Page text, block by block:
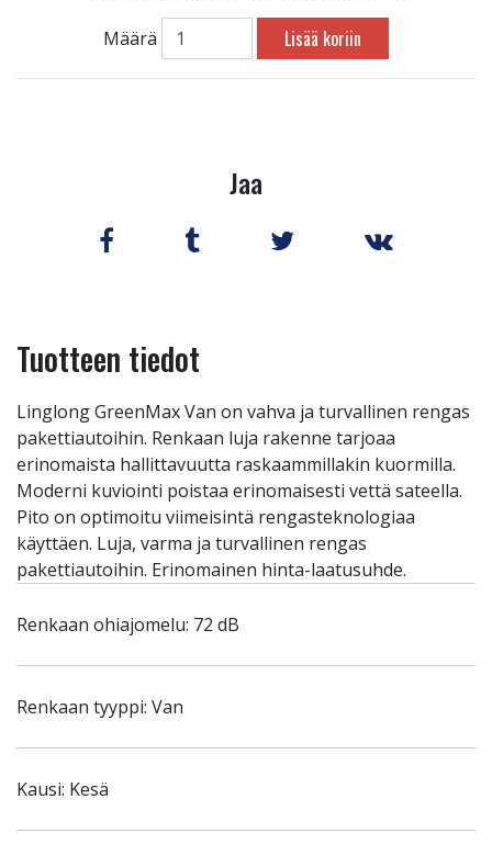
Määrä Lisää koriin
Jaa
Tuotteen tiedot
Linglong GreenMax Van on vahva ja turvallinen rengas
pakettiautoihin. Renkaan luja rakenne tarjoaa
erinomaista hallittavuutta raskaammillakin kuormilla.
Moderni kuviointi poistaa erinomaisesti vettä sateella.
Pito on optimoitu viimeisintä rengasteknologiaa
käyttäen. Luja, varma ja turvallinen rengas
pakettiautoihin. Erinomainen hinta-laatusuhde.
Renkaan ohiajomelu: 72 dB
Renkaan tyyppi: Van
Kausi: Kesä